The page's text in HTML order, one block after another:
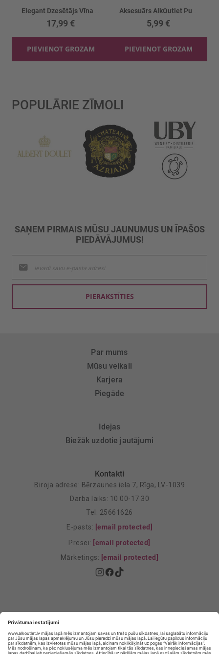
17,99 €
PIEVIENOT GROZAM
5,99 €
PIEVIENOT GROZAM
POPULĀRIE ZĪMOLI
SAŅEM PIRMAIS MŪSU JAUNUMUS UN ĪPAŠOS
PIEDĀVĀJUMUS!
jaunumu
saņemšanai:
PIERAKSTĪTIES
Par mums
Mūsu veikali
Karjera
Piegāde
Idejas
Biežāk uzdotie jautājumi
Kontakti
Biroja adrese: Bērzaunes iela 7, Rīga, LV-1039
Darba laiks: 10.00-17.30
Tel: 25661626
E-pasts: [email protected]
Presei: [email protected]
Mārketings: [email protected]
Privātuma Iestatījumi
E-veikala lietošanas noteikumi